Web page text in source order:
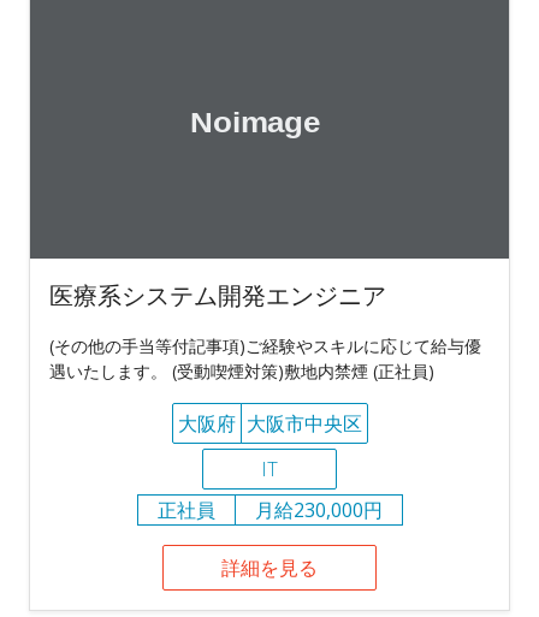
医療系システム開発エンジニア
(その他の手当等付記事項)ご経験やスキルに応じて給与優
遇いたします。 (受動喫煙対策)敷地内禁煙 (正社員)
大阪府 大阪市中央区
IT
正社員
月給230,000円
詳細を見る